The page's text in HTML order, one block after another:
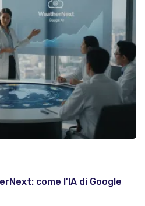
come l'IA di Google